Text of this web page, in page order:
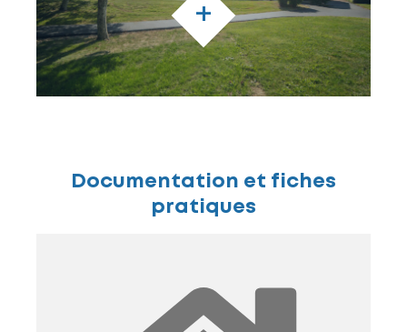
+
Documentation et fiches
pratiques